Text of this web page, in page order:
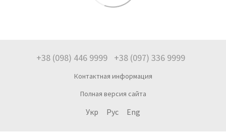
+38 (098) 446 9999 +38 (097) 336 9999
Контактная информация
Полная версия сайта
Укр Рус Eng